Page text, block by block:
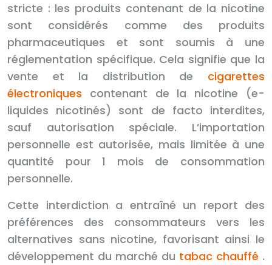
stricte : les produits contenant de la nicotine
sont considérés comme des produits
pharmaceutiques et sont soumis à une
réglementation spécifique. Cela signifie que la
vente et la distribution de cigarettes
électroniques contenant de la nicotine (e-
liquides nicotinés) sont de facto interdites,
sauf autorisation spéciale. L’importation
personnelle est autorisée, mais limitée à une
quantité pour 1 mois de consommation
personnelle.
Cette interdiction a entraîné un report des
préférences des consommateurs vers les
alternatives sans nicotine, favorisant ainsi le
développement du marché du tabac chauffé .